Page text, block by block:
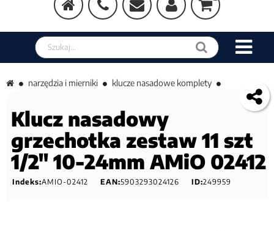
Szukaj w sklepie
narzędzia i mierniki klucze nasadowe komplety
Klucz nasadowy
grzechotka zestaw 11 szt
1/2" 10-24mm AMiO 02412
Indeks:AMIO-02412 EAN:5903293024126 ID:249959